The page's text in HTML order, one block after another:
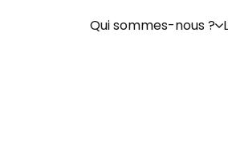
Qui sommes-nous ?